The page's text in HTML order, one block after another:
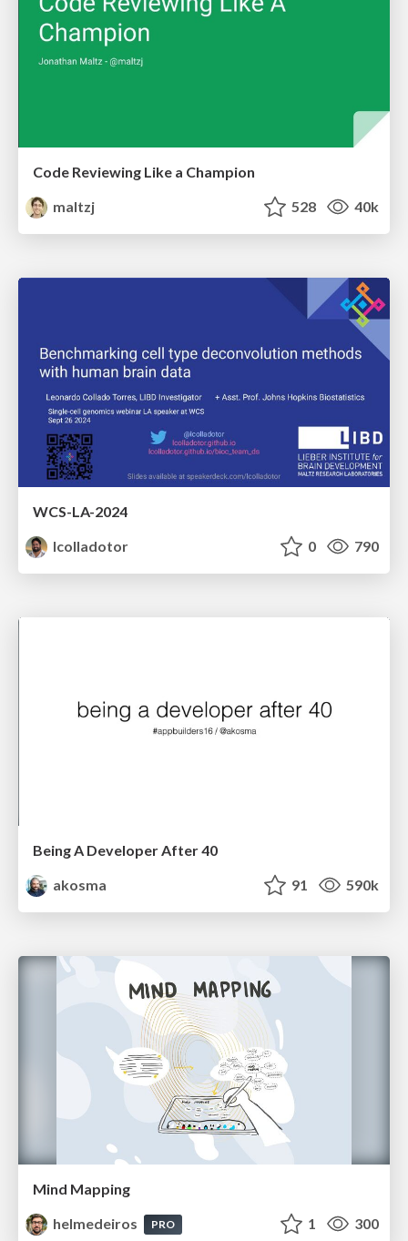
Code Reviewing Like a Champion
maltzj
528 40k
WCS-LA-2024
lcolladotor
0 790
Being A Developer After 40
akosma
91 590k
Mind Mapping
helmedeiros
PRO 1 300